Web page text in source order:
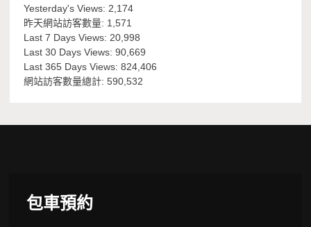
Yesterday's Views: 2,174
昨天網站訪客數量: 1,571
Last 7 Days Views: 20,998
Last 30 Days Views:90,669
Last 365 Days Views:824,406
網站訪客數量總計:590,532
包車預約